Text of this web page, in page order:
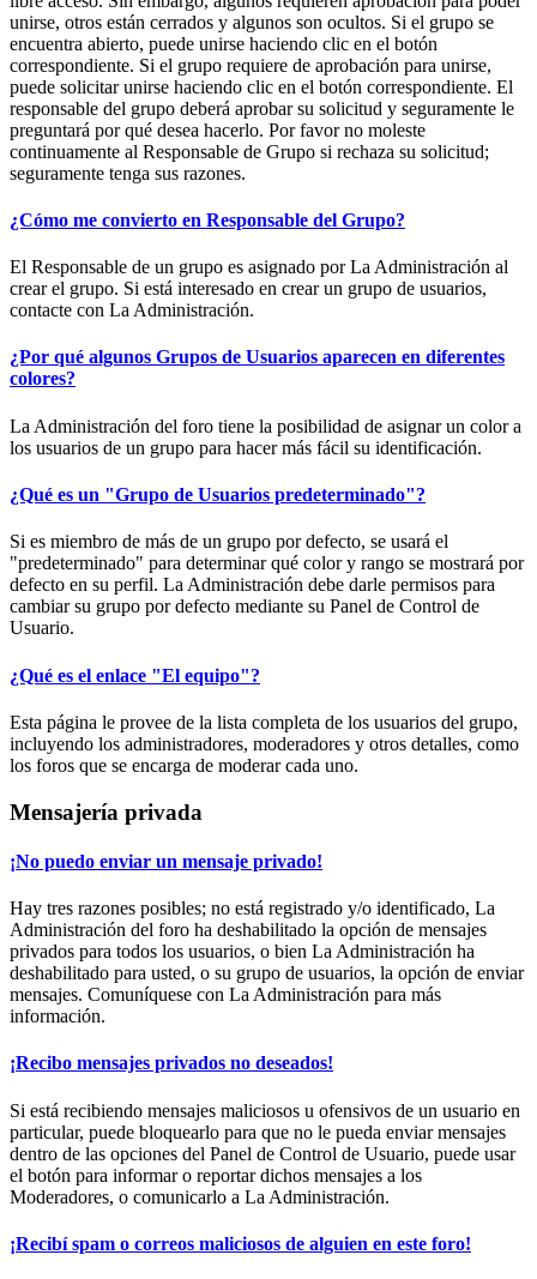
unirse, otros están cerrados y algunos son ocultos. Si el grupo se
encuentra abierto, puede unirse haciendo clic en el botón
correspondiente. Si el grupo requiere de aprobación para unirse,
puede solicitar unirse haciendo clic en el botón correspondiente. El
responsable del grupo deberá aprobar su solicitud y seguramente le
preguntará por qué desea hacerlo. Por favor no moleste
continuamente al Responsable de Grupo si rechaza su solicitud;
seguramente tenga sus razones.
¿Cómo me convierto en Responsable del Grupo?
El Responsable de un grupo es asignado por La Administración al
crear el grupo. Si está interesado en crear un grupo de usuarios,
contacte con La Administración.
¿Por qué algunos Grupos de Usuarios aparecen en diferentes
colores?
La Administración del foro tiene la posibilidad de asignar un color a
los usuarios de un grupo para hacer más fácil su identificación.
¿Qué es un "Grupo de Usuarios predeterminado"?
Si es miembro de más de un grupo por defecto, se usará el
"predeterminado" para determinar qué color y rango se mostrará por
defecto en su perfil. La Administración debe darle permisos para
cambiar su grupo por defecto mediante su Panel de Control de
Usuario.
¿Qué es el enlace "El equipo"?
Esta página le provee de la lista completa de los usuarios del grupo,
incluyendo los administradores, moderadores y otros detalles, como
los foros que se encarga de moderar cada uno.
Mensajería privada
¡No puedo enviar un mensaje privado!
Hay tres razones posibles; no está registrado y/o identificado, La
Administración del foro ha deshabilitado la opción de mensajes
privados para todos los usuarios, o bien La Administración ha
deshabilitado para usted, o su grupo de usuarios, la opción de enviar
mensajes. Comuníquese con La Administración para más
información.
¡Recibo mensajes privados no deseados!
Si está recibiendo mensajes maliciosos u ofensivos de un usuario en
particular, puede bloquearlo para que no le pueda enviar mensajes
dentro de las opciones del Panel de Control de Usuario, puede usar
el botón para informar o reportar dichos mensajes a los
Moderadores, o comunicarlo a La Administración.
¡Recibí spam o correos maliciosos de alguien en este foro!